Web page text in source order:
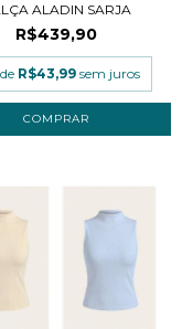
ALADIN SARJA
R$439,90
R$43,99 sem juros
COMPRAR